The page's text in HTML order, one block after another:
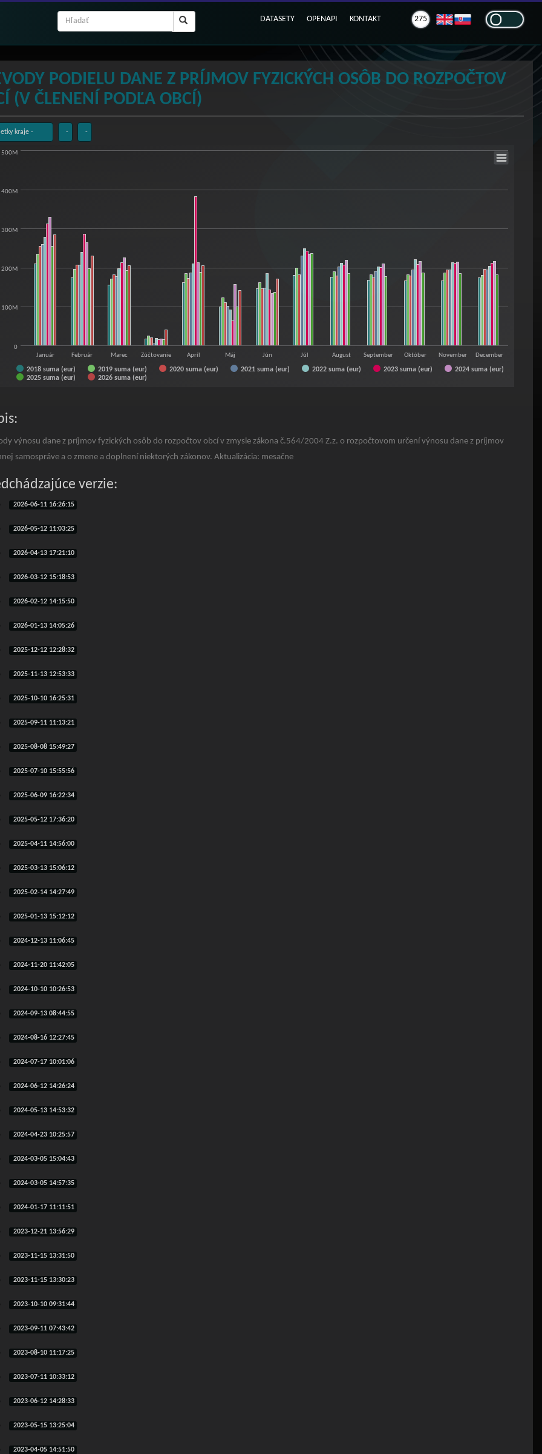
DATASETY OPENAPI KONTAKT 275
PODIELU DANE Z PRÍJMOV FYZICKÝCH OSÔB DO ROZPOČTOV
(V ČLENENÍ PODĽA OBCÍ)
podielu dane z príjmov fyzických osôb do rozpočtov obcí (v členení podľa obcí)
has 1 Y axis displaying EUR. Range: 0 to 500000000.
2018 suma (eur) 2019 suma (eur) 2020 suma (eur) 2021 suma (eur) 2022 suma (eur) 2023 suma (eur)
2024 suma (eur)
2025 suma (eur)
2026 suma (eur)
Január Február Marec Zúčtovanie Apríl Máj Jún Júl August September Október November December
0
100M
200M
300M
400M
500M
výnosu dane z príjmov fyzických osôb do rozpočtov obcí v zmysle zákona č.564/2004 Z.z. o rozpočtovom určení výnosu dane z príjmov
samospráve a o zmene a doplnení niektorých zákonov. Aktualizácia: mesačne
verzie:
2026-06-11 16:26:15
2026-05-12 11:03:25
2026-04-13 17:21:10
2026-03-12 15:18:53
2026-02-12 14:15:50
2026-01-13 14:05:26
2025-12-12 12:28:32
2025-11-13 12:53:33
2025-10-10 16:25:31
2025-09-11 11:13:21
2025-08-08 15:49:27
2025-07-10 15:55:56
2025-06-09 16:22:34
2025-05-12 17:36:20
2025-04-11 14:56:00
2025-03-13 15:06:12
2025-02-14 14:27:49
2025-01-13 15:12:12
2024-12-13 11:06:45
2024-11-20 11:42:05
2024-10-10 10:26:53
2024-09-13 08:44:55
2024-08-16 12:27:45
2024-07-17 10:01:06
2024-06-12 14:26:24
2024-05-13 14:53:32
2024-04-23 10:25:57
2024-03-05 15:04:43
2024-03-05 14:57:35
2024-01-17 11:11:51
2023-12-21 13:56:29
2023-11-15 13:31:50
2023-11-15 13:30:23
2023-10-10 09:31:44
2023-09-11 07:43:42
2023-08-10 11:17:25
2023-07-11 10:33:12
2023-06-12 14:28:33
2023-05-15 13:25:04
2023-04-05 14:51:50